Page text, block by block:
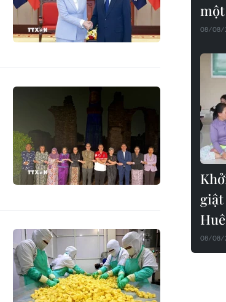
08/08/
giật
08/08/